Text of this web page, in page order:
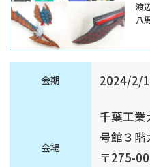
渡
八
会期 2024/2/
会場
千葉工業
号館３階
〒275-